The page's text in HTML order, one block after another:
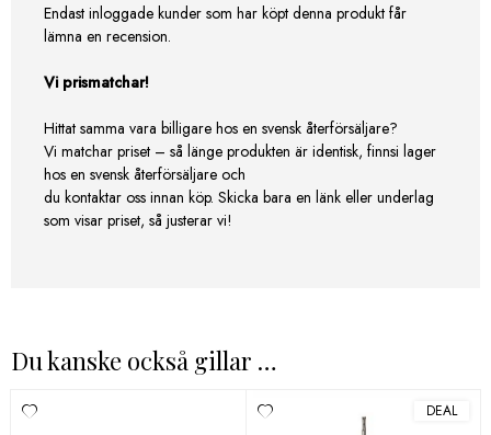
Endast inloggade kunder som har köpt denna produkt får
lämna en recension.
Vi prismatchar!
Hittat samma vara billigare hos en svensk återförsäljare?
Vi matchar priset – så länge produkten är identisk, finnsi lager
hos en svensk återförsäljare och
du kontaktar oss innan köp. Skicka bara en länk eller underlag
som visar priset, så justerar vi!
Du kanske också gillar …
DEAL